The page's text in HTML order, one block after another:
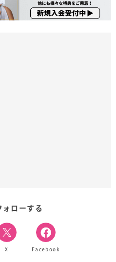
ォローする
X Facebook